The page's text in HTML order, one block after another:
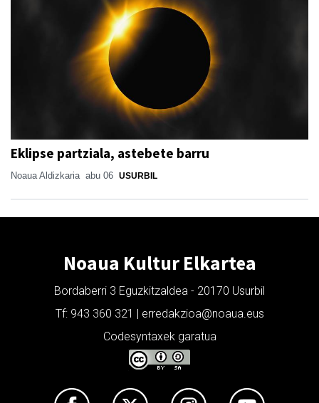
Eklipse partziala, astebete barru
Noaua Aldizkaria abu 06 USURBIL
Noaua Kultur Elkartea
Bordaberri 3 Eguzkitzaldea - 20170 Usurbil
Tf: 943 360 321 | erredakzioa@noaua.eus
Codesyntaxek garatua